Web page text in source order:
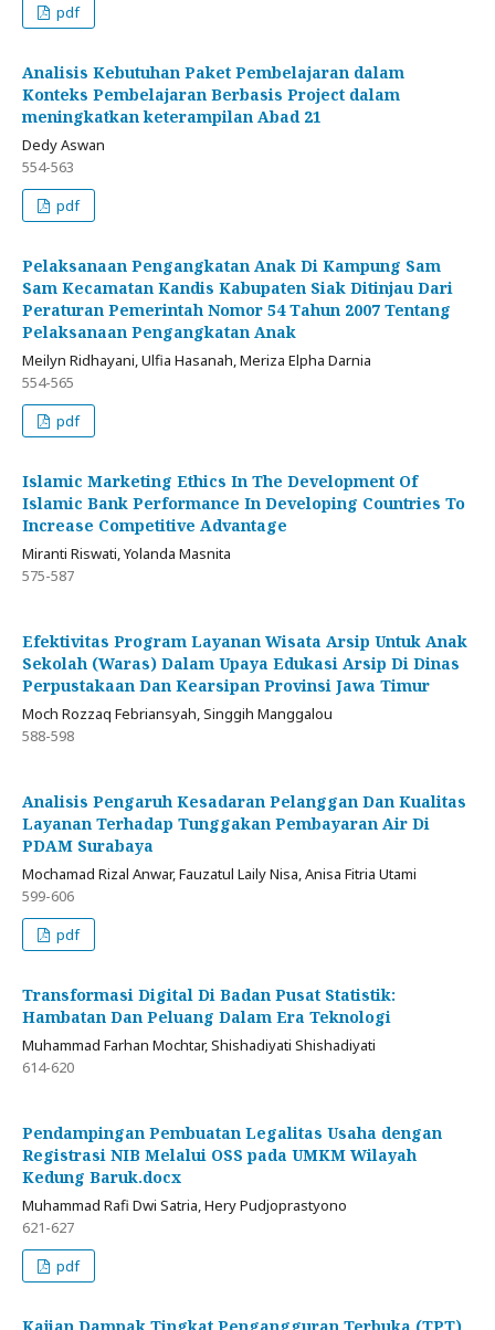
pdf
Analisis Kebutuhan Paket Pembelajaran dalam
Konteks Pembelajaran Berbasis Project dalam
meningkatkan keterampilan Abad 21
Dedy Aswan
554-563
pdf
Pelaksanaan Pengangkatan Anak Di Kampung Sam
Sam Kecamatan Kandis Kabupaten Siak Ditinjau Dari
Peraturan Pemerintah Nomor 54 Tahun 2007 Tentang
Pelaksanaan Pengangkatan Anak
Meilyn Ridhayani, Ulfia Hasanah, Meriza Elpha Darnia
554-565
pdf
Islamic Marketing Ethics In The Development Of
Islamic Bank Performance In Developing Countries To
Increase Competitive Advantage
Miranti Riswati, Yolanda Masnita
575-587
Efektivitas Program Layanan Wisata Arsip Untuk Anak
Sekolah (Waras) Dalam Upaya Edukasi Arsip Di Dinas
Perpustakaan Dan Kearsipan Provinsi Jawa Timur
Moch Rozzaq Febriansyah, Singgih Manggalou
588-598
Analisis Pengaruh Kesadaran Pelanggan Dan Kualitas
Layanan Terhadap Tunggakan Pembayaran Air Di
PDAM Surabaya
Mochamad Rizal Anwar, Fauzatul Laily Nisa, Anisa Fitria Utami
599-606
pdf
Transformasi Digital Di Badan Pusat Statistik:
Hambatan Dan Peluang Dalam Era Teknologi
Muhammad Farhan Mochtar, Shishadiyati Shishadiyati
614-620
Pendampingan Pembuatan Legalitas Usaha dengan
Registrasi NIB Melalui OSS pada UMKM Wilayah
Kedung Baruk.docx
Muhammad Rafi Dwi Satria, Hery Pudjoprastyono
621-627
pdf
Kajian Dampak Tingkat Pengangguran Terbuka (TPT)